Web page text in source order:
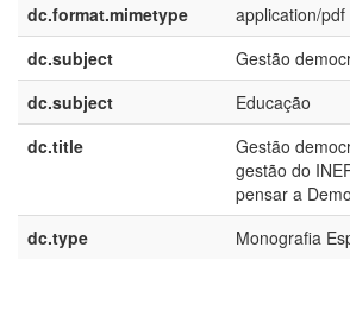
dc.format.mimetype
application/pdf
dc.subject
Gestão
dc.subject
Educação
dc.title
Gestão
gestão do
pensar a
dc.type
Monografia